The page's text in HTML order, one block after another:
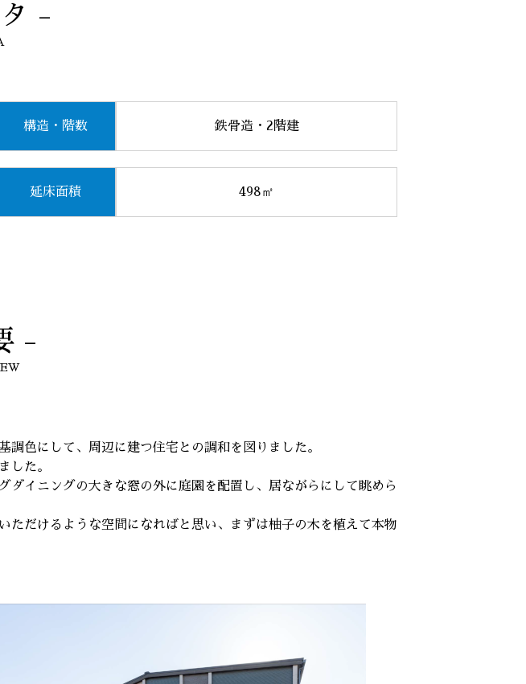
-
構造・階数 鉄骨造・2階建
延床面積 498㎡
-
色にして、周辺に建つ住宅との調和を図りました。
した。
イニングの大きな窓の外に庭園を配置し、居ながらにして眺めら
だけるような空間になればと思い、まずは柚子の木を植えて本物